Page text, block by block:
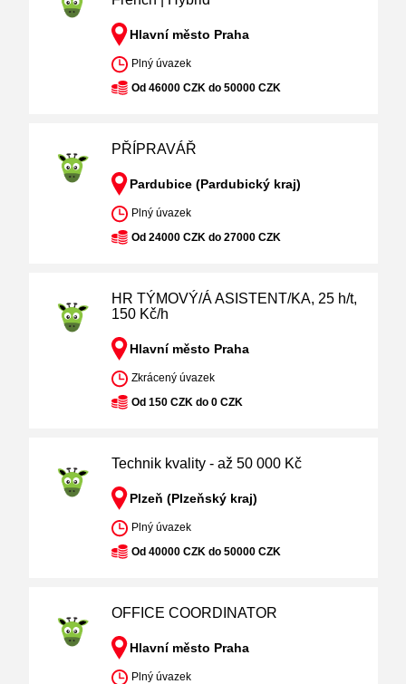
Hlavní město Praha
Plný úvazek
Od 46000 CZK do 50000 CZK
PŘÍPRAVÁŘ
Pardubice (Pardubický kraj)
Plný úvazek
Od 24000 CZK do 27000 CZK
HR TÝMOVÝ/Á ASISTENT/KA, 25 h/t,
150 Kč/h
Hlavní město Praha
Zkrácený úvazek
Od 150 CZK do 0 CZK
Technik kvality - až 50 000 Kč
Plzeň (Plzeňský kraj)
Plný úvazek
Od 40000 CZK do 50000 CZK
OFFICE COORDINATOR
Hlavní město Praha
Plný úvazek